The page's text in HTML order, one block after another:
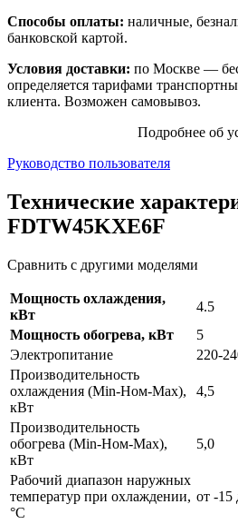
Способы оплаты: наличные,
банковской картой.
Условия доставки: по Москве —
определяется тарифами
клиента. Возможен самовывоз.
Подробнее об
Руководство пользователя
Технические
FDTW45KXE6F
Сравнить с другими моделями
Мощность охлаждения,
кВт
4.5
Мощность обогрева, кВт
5
Электропитание
220-
Производительность
охлаждения (Min-Ном-Max),
кВт
4,5
Производительность
обогрева (Min-Ном-Max),
кВт
5,0
Рабочий диапазон наружных
температур при охлаждении,
°С
от -15